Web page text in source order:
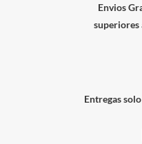
Envios
superiores
Entregas